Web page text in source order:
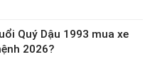
Quý Dậu 1993 mua xe
2026?